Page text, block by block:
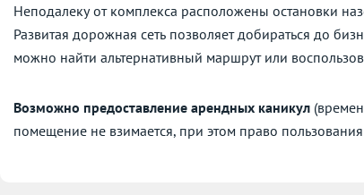
Неподалеку от комплекса расположены остановки
Развитая дорожная сеть позволяет добираться до
можно найти альтернативный маршрут или
Возможно предоставление арендных каникул
помещение не взимается, при этом право